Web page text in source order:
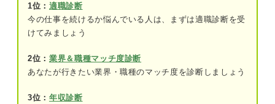
ステップ①つらく感じる原因を分析する
1位： 適職診断
今の仕事を続けるか悩んでいる人は、まずは適職診断を受
けてみましょう
2位： 業界＆職種マッチ度診断
あなたが行きたい業界・職種のマッチ度を診断しましょう
3位： 年収診断